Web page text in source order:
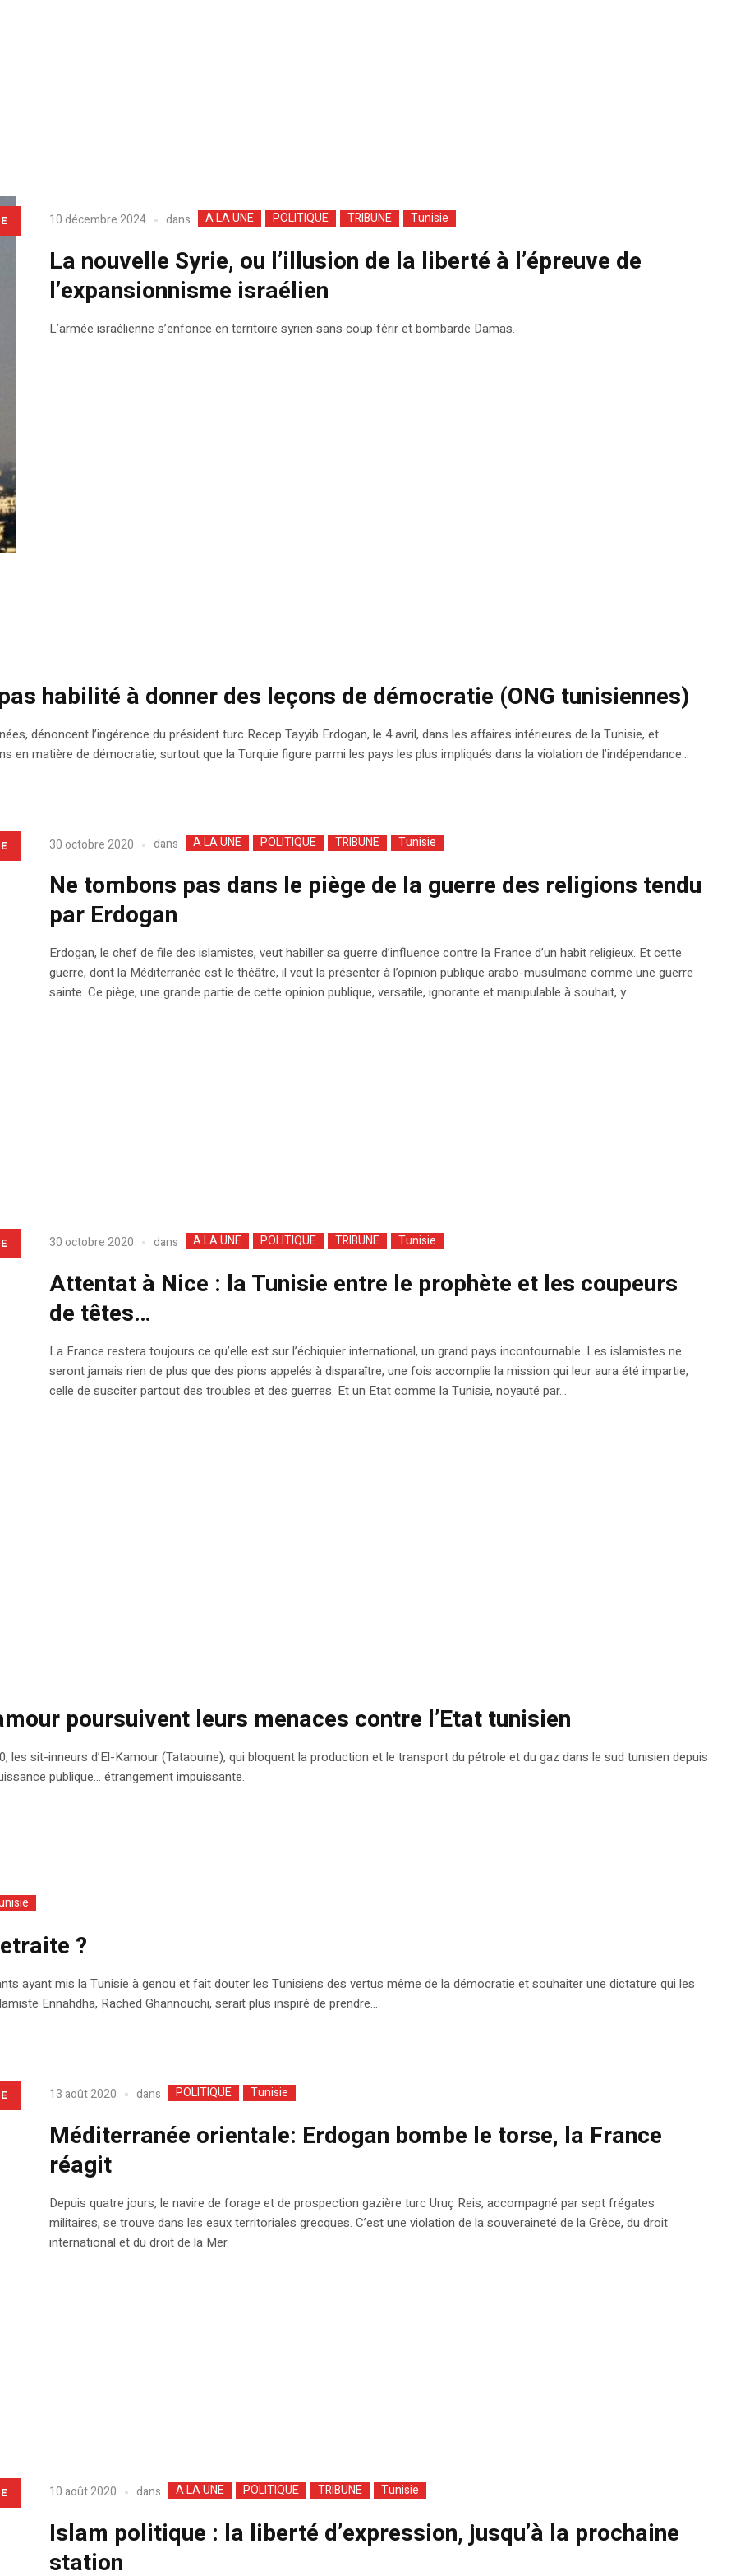
10 décembre 2024 dans A LA UNE POLITIQUE TRIBUNE Tunisie
La nouvelle Syrie, ou l’illusion de la liberté à l’épreuve de
l’expansionnisme israélien
L’armée israélienne s’enfonce en territoire syrien sans coup férir et bombarde Damas.
habilité à donner des leçons de démocratie (ONG tunisiennes)
dénoncent l’ingérence du président turc Recep Tayyib Erdogan, le 4 avril, dans les affaires intérieures de la Tunisie, et
en matière de démocratie, surtout que la Turquie figure parmi les pays les plus impliqués dans la violation de l’indépendance...
30 octobre 2020 dans A LA UNE POLITIQUE TRIBUNE Tunisie
Ne tombons pas dans le piège de la guerre des religions tendu
par Erdogan
Erdogan, le chef de file des islamistes, veut habiller sa guerre d’influence contre la France d’un habit religieux. Et cette
guerre, dont la Méditerranée est le théâtre, il veut la présenter à l’opinion publique arabo-musulmane comme une guerre
sainte. Ce piège, une grande partie de cette opinion publique, versatile, ignorante et manipulable à souhait, y...
30 octobre 2020 dans A LA UNE POLITIQUE TRIBUNE Tunisie
Attentat à Nice : la Tunisie entre le prophète et les coupeurs
de têtes…
La France restera toujours ce qu’elle est sur l’échiquier international, un grand pays incontournable. Les islamistes ne
seront jamais rien de plus que des pions appelés à disparaître, une fois accomplie la mission qui leur aura été impartie,
celle de susciter partout des troubles et des guerres. Et un Etat comme la Tunisie, noyauté par...
poursuivent leurs menaces contre l’Etat tunisien
les sit-inneurs d’El-Kamour (Tataouine), qui bloquent la production et le transport du pétrole et du gaz dans le sud tunisien depuis
publique… étrangement impuissante.
?
ayant mis la Tunisie à genou et fait douter les Tunisiens des vertus même de la démocratie et souhaiter une dictature qui les
Ennahdha, Rached Ghannouchi, serait plus inspiré de prendre...
13 août 2020 dans POLITIQUE Tunisie
Méditerranée orientale: Erdogan bombe le torse, la France
réagit
Depuis quatre jours, le navire de forage et de prospection gazière turc Uruç Reis, accompagné par sept frégates
militaires, se trouve dans les eaux territoriales grecques. ‪C’est une violation de la souveraineté de la Grèce, du droit
international et du droit de la Mer.
10 août 2020 dans A LA UNE POLITIQUE TRIBUNE Tunisie
Islam politique : la liberté d’expression, jusqu’à la prochaine
station